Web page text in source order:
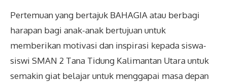
Pertemuan yang bertajuk BAHAGIA atau berbagi
harapan bagi anak-anak bertujuan untuk
memberikan motivasi dan inspirasi kepada siswa-
siswi SMAN 2 Tana Tidung Kalimantan Utara untuk
semakin giat belajar untuk menggapai masa depan